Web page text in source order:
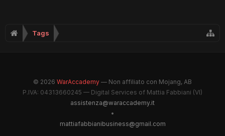
Tags
© 2026 WarAccademy — Non affiliato con Mojang, AB
P.IVA: 04313660245 — Digital Services of Mattia Fabbiani (VI)
assistenza@waraccademy.it
•
mattiafabbianibusiness@gmail.com